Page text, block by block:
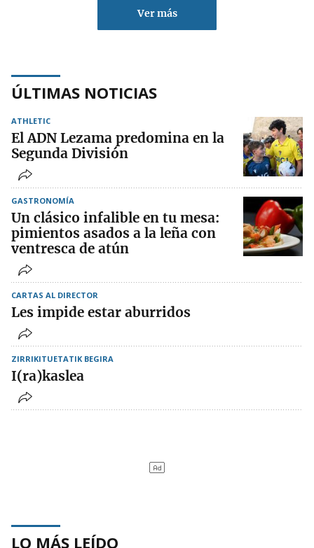
Ver más
ÚLTIMAS NOTICIAS
ATHLETIC
El ADN Lezama predomina en la
Segunda División
GASTRONOMÍA
Un clásico infalible en tu mesa:
pimientos asados a la leña con
ventresca de atún
CARTAS AL DIRECTOR
Les impide estar aburridos
ZIRRIKITUETATIK BEGIRA
I(ra)kaslea
LO MÁS LEÍDO